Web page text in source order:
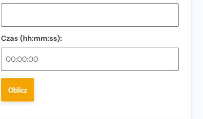
Praska 5k Run gospodarzem Mistrzostw Polski
Ponad 12 tysięcy uczestników pobiegło dla Bohaterów!
Tętno vs tempo – czym kierować się w bieganiu?
Czas (hh:mm:ss):
Oblicz